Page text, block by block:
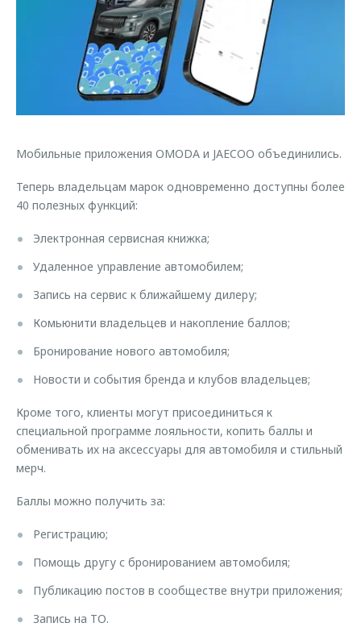
Кредитный калькулятор
Аксессуары
Одежда и сувениры
Запчасти
Трейд-ин
Калькулятор трейд-ин
Дополнительная техническая поддержка
Руководства по эксплуатации
Клиентская поддержка
O&J Автоклуб
Приложение O&J
Аксессуары
Одежда и сувениры
Оригинальные аксессуары
Запчасти
Обратная связь
Мобильные приложения OMODA и JAECOO объединились.
Теперь владельцам марок одновременно доступны более
40 полезных функций:
Электронная сервисная книжка;
Удаленное управление автомобилем;
Запись на сервис к ближайшему дилеру;
Комьюнити владельцев и накопление баллов;
Бронирование нового автомобиля;
Новости и события бренда и клубов владельцев;
Кроме того, клиенты могут присоединиться к
специальной программе лояльности, копить баллы и
обменивать их на аксессуары для автомобиля и стильный
мерч.
Баллы можно получить за:
Регистрацию;
Помощь другу с бронированием автомобиля;
Публикацию постов в сообществе внутри приложения;
Запись на ТО.